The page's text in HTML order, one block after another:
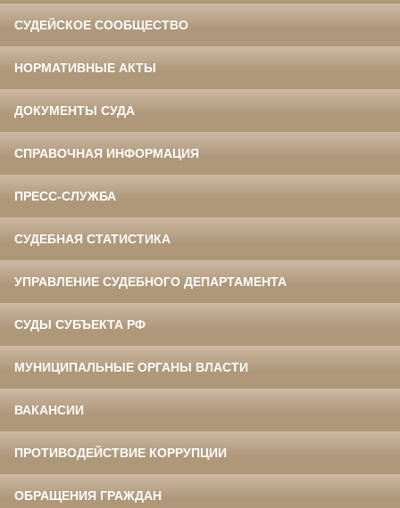
СУДЕЙСКОЕ СООБЩЕСТВО
НОРМАТИВНЫЕ АКТЫ
ДОКУМЕНТЫ СУДА
СПРАВОЧНАЯ ИНФОРМАЦИЯ
ПРЕСС-СЛУЖБА
СУДЕБНАЯ СТАТИСТИКА
УПРАВЛЕНИЕ СУДЕБНОГО ДЕПАРТАМЕНТА
СУДЫ СУБЪЕКТА РФ
МУНИЦИПАЛЬНЫЕ ОРГАНЫ ВЛАСТИ
ВАКАНСИИ
ПРОТИВОДЕЙСТВИЕ КОРРУПЦИИ
ОБРАЩЕНИЯ ГРАЖДАН